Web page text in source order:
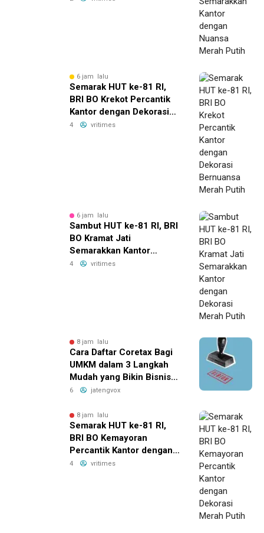
6 jam lalu
Semarak HUT ke-81 RI,
BRI BO Krekot Percantik
Kantor dengan Dekorasi
Bernuansa Merah Putih
4 vritimes
6 jam lalu
Sambut HUT ke-81 RI, BRI
BO Kramat Jati
Semarakkan Kantor
dengan Dekorasi Merah
4 vritimes
8 jam lalu
Cara Daftar Coretax Bagi
UMKM dalam 3 Langkah
Mudah yang Bikin Bisnis
Anda Lebih
6 jatengvox
8 jam lalu
Semarak HUT ke-81 RI,
BRI BO Kemayoran
Percantik Kantor dengan
Dekorasi Merah Putih
4 vritimes